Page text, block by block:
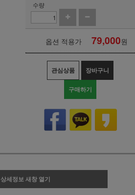
수량
옵션 적용가 79,000원
관심상품 장바구니
구매하기
상세정보 새창 열기